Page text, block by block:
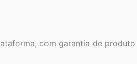
com garantia de